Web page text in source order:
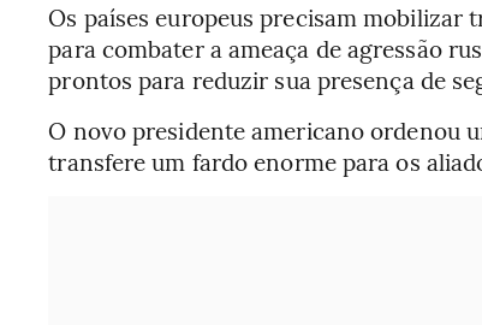
Os países europeus precisam mobilizar
para combater a ameaça de agressão
prontos para reduzir sua presença de
O novo presidente americano ordenou
transfere um fardo enorme para os